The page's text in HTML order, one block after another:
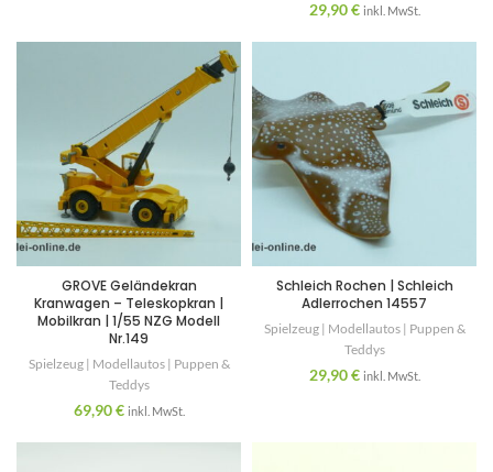
29,90€ inkl. MwSt.
GROVE Geländekran
Kranwagen – Teleskopkran |
Mobilkran | 1/55 NZG Modell
Nr.149
Spielzeug | Modellautos | Puppen &
Teddys
69,90€ inkl. MwSt.
Schleich Rochen | Schleich
Adlerrochen 14557
Spielzeug | Modellautos | Puppen &
Teddys
29,90€ inkl. MwSt.